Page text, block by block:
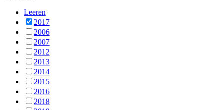
Leeren
2017
2006
2007
2012
2013
2014
2015
2016
2018